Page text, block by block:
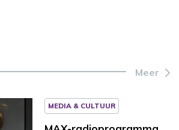
Meer
MEDIA & CULTUUR